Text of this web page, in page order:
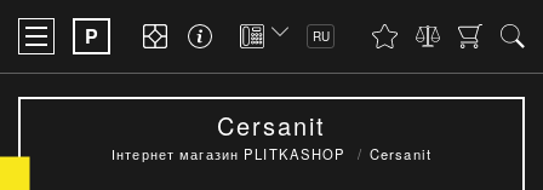
P RU
Cersanit
Інтернет магазин PLITKASHOP Cersanit